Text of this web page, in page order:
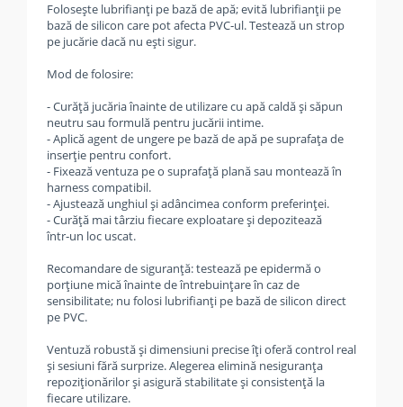
Folosește lubrifianți pe bază de apă; evită lubrifianții pe
bază de silicon care pot afecta PVC‑ul. Testează un strop
pe jucărie dacă nu ești sigur.
Mod de folosire:
- Curăță jucăria înainte de utilizare cu apă caldă și săpun
neutru sau formulă pentru jucării intime.
- Aplică agent de ungere pe bază de apă pe suprafața de
inserție pentru confort.
- Fixează ventuza pe o suprafață plană sau montează în
harness compatibil.
- Ajustează unghiul și adâncimea conform preferinței.
- Curăță mai târziu fiecare exploatare și depozitează
într‑un loc uscat.
Recomandare de siguranță: testează pe epidermă o
porțiune mică înainte de întrebuințare în caz de
sensibilitate; nu folosi lubrifianți pe bază de silicon direct
pe PVC.
Ventuză robustă și dimensiuni precise îți oferă control real
și sesiuni fără surprize. Alegerea elimină nesiguranța
repoziționărilor și asigură stabilitate și consistență la
fiecare utilizare.